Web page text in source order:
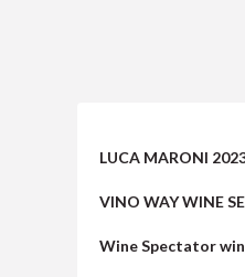
LUCA MARONI
VINO WAY WINE
Wine Spectator